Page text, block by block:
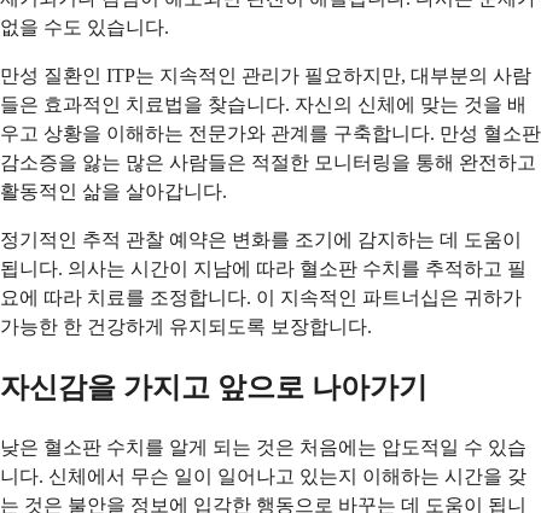
없을 수도 있습니다.
만성 질환인 ITP는 지속적인 관리가 필요하지만, 대부분의 사람
들은 효과적인 치료법을 찾습니다. 자신의 신체에 맞는 것을 배
우고 상황을 이해하는 전문가와 관계를 구축합니다. 만성 혈소판
감소증을 앓는 많은 사람들은 적절한 모니터링을 통해 완전하고
활동적인 삶을 살아갑니다.
정기적인 추적 관찰 예약은 변화를 조기에 감지하는 데 도움이
됩니다. 의사는 시간이 지남에 따라 혈소판 수치를 추적하고 필
요에 따라 치료를 조정합니다. 이 지속적인 파트너십은 귀하가
가능한 한 건강하게 유지되도록 보장합니다.
자신감을 가지고 앞으로 나아가기
낮은 혈소판 수치를 알게 되는 것은 처음에는 압도적일 수 있습
니다. 신체에서 무슨 일이 일어나고 있는지 이해하는 시간을 갖
는 것은 불안을 정보에 입각한 행동으로 바꾸는 데 도움이 됩니